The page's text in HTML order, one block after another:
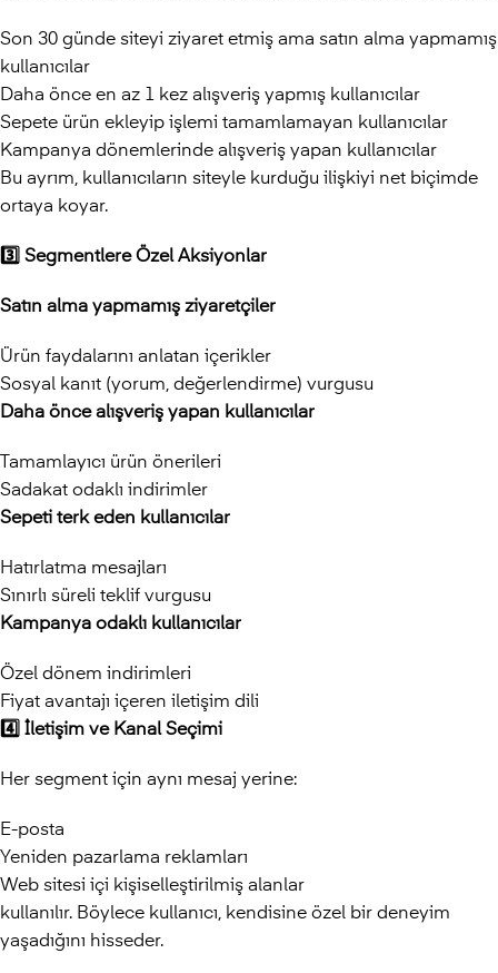
Son 30 günde siteyi ziyaret etmiş ama satın alma yapmamış
kullanıcılar
Daha önce en az 1 kez alışveriş yapmış kullanıcılar
Sepete ürün ekleyip işlemi tamamlamayan kullanıcılar
Kampanya dönemlerinde alışveriş yapan kullanıcılar
Bu ayrım, kullanıcıların siteyle kurduğu ilişkiyi net biçimde
ortaya koyar.
3️ ⃣ Segmentlere Özel Aksiyonlar
Satın alma yapmamış ziyaretçiler
Ürün faydalarını anlatan içerikler
Sosyal kanıt (yorum, değerlendirme) vurgusu
Daha önce alışveriş yapan kullanıcılar
Tamamlayıcı ürün önerileri
Sadakat odaklı indirimler
Sepeti terk eden kullanıcılar
Hatırlatma mesajları
Sınırlı süreli teklif vurgusu
Kampanya odaklı kullanıcılar
Özel dönem indirimleri
Fiyat avantajı içeren iletişim dili
4️ ⃣ İletişim ve Kanal Seçimi
Her segment için aynı mesaj yerine:
E-posta
Yeniden pazarlama reklamları
Web sitesi içi kişiselleştirilmiş alanlar
kullanılır. Böylece kullanıcı, kendisine özel bir deneyim
yaşadığını hisseder.